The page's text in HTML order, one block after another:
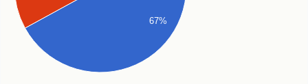
67%
Gesundheitsversorgungs-Index
Gesundheitsversorgungs-Index nach Land